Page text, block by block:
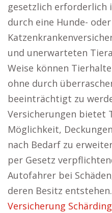
gesetzlich erforderlich
durch eine Hunde- oder
und unerwarteten
Weise können
ohne durch
beeinträchtigt zu
Versicherungen bietet
Möglichkeit,
nach Bedarf zu
per Gesetz
Autofahrer bei
deren Besitz
Versicherung